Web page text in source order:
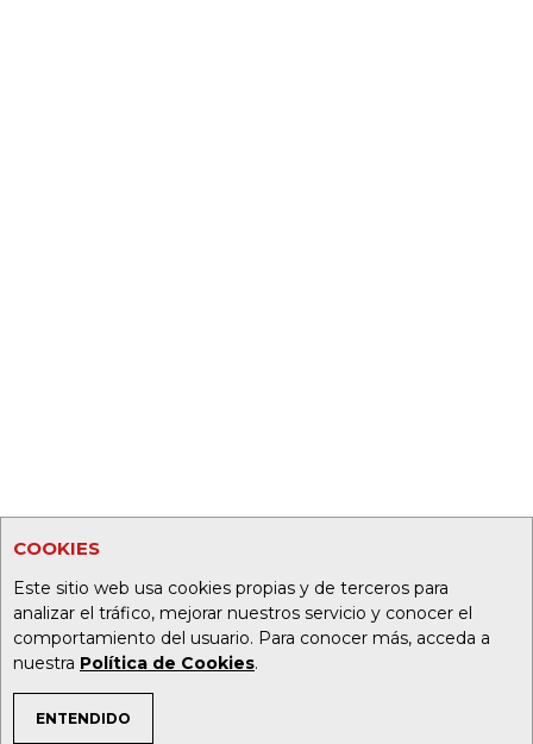
COOKIES
Este sitio web usa cookies propias y de terceros para
analizar el tráfico, mejorar nuestros servicio y conocer el
comportamiento del usuario. Para conocer más, acceda a
nuestra Política de Cookies.
ENTENDIDO
TEMAS DE INTERÉS